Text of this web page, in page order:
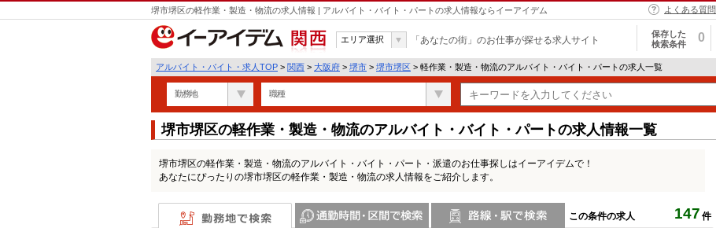
堺市堺区の軽作業・製造・物流の求人情報 | アルバイト・バイト・パートの求人情報ならイーアイデム よくある質問
関西
エリア選択 「あなたの街」のお仕事が探せる求人サイト
保存した
検索条件
0
アルバイト・バイト・求人TOP > 関西 > 大阪府 > 堺市 > 堺市堺区 > 軽作業・製造・物流のアルバイト・バイト・パートの求人一覧
勤務地 職種
堺市堺区の軽作業・製造・物流のアルバイト・バイト・パートの求人情報一覧
堺市堺区の軽作業・製造・物流のアルバイト・バイト・パート・派遣のお仕事探しはイーアイデムで！
あなたにぴったりの堺市堺区の軽作業・製造・物流の求人情報をご紹介します。
この条件の求人 147 件